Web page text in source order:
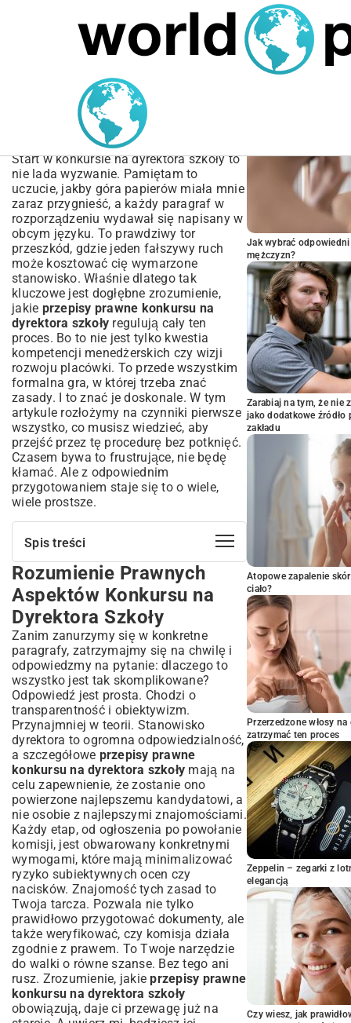
MARIUSZ ŁAMAGA 05.10.2025
Przepisy Prawne Konkursu
na Dyrektora Szkoły –
Kompleksowy Przewodnik
Start w konkursie na dyrektora szkoły to
nie lada wyzwanie. Pamiętam to
uczucie, jakby góra papierów miała mnie
zaraz przygnieść, a każdy paragraf w
rozporządzeniu wydawał się napisany w
obcym języku. To prawdziwy tor
przeszkód, gdzie jeden fałszywy ruch
może kosztować cię wymarzone
stanowisko. Właśnie dlatego tak
kluczowe jest dogłębne zrozumienie,
jakie przepisy prawne konkursu na
dyrektora szkoły regulują cały ten
proces. Bo to nie jest tylko kwestia
kompetencji menedżerskich czy wizji
rozwoju placówki. To przede wszystkim
formalna gra, w której trzeba znać
zasady. I to znać je doskonale. W tym
artykule rozłożymy na czynniki pierwsze
wszystko, co musisz wiedzieć, aby
przejść przez tę procedurę bez potknięć.
Czasem bywa to frustrujące, nie będę
kłamać. Ale z odpowiednim
przygotowaniem staje się to o wiele,
wiele prostsze.
Spis treści
Rozumienie Prawnych Aspektów
Konkursu na Dyrektora Szkoły
Podstawy Prawne i Aktów Regulujących
Konkurs na Dyrektora Szkoły
Kluczowe Ustawy i Rozporządzenia
Wpływające na Konkurs
Rola Organu Prowadzącego w Procesie
Konkursowym Dyrektora
Kryteria Kwalifikacyjne i Niezbędne
Dokumenty Kandydatów
Kto Może Zostać Dyrektorem Szkoły –
Wymogi Formalne
Jak Skompletować Wniosek – Lista
Wymaganych Załączników
Przebieg Postępowania Konkursowego
na Dyrektora Szkoły
Powołanie i Skład Komisji Konkursowej –
Kluczowe Aspekty
Etapy Konkursu – Od Zgłoszenia do
Wyboru Kandydata
Znaczenie Rozmowy Kwalifikacyjnej w
Procesie Selekcji
Zaskarżanie Wyników i Procedury
Odwoławcze w Konkursie
Kiedy i Jak Złożyć Odwołanie od
Rozstrzygnięcia Konkursu?
Najczęstsze Powody Unieważnienia
Postępowania Konkursowego
Rozumienie Prawnych
Aspektów Konkursu na
Dyrektora Szkoły
Zanim zanurzymy się w konkretne
paragrafy, zatrzymajmy się na chwilę i
odpowiedzmy na pytanie: dlaczego to
wszystko jest tak skomplikowane?
Odpowiedź jest prosta. Chodzi o
transparentność i obiektywizm.
Przynajmniej w teorii. Stanowisko
dyrektora to ogromna odpowiedzialność,
a szczegółowe przepisy prawne
konkursu na dyrektora szkoły mają na
celu zapewnienie, że zostanie ono
powierzone najlepszemu kandydatowi, a
nie osobie z najlepszymi znajomościami.
Każdy etap, od ogłoszenia po powołanie
komisji, jest obwarowany konkretnymi
wymogami, które mają minimalizować
ryzyko subiektywnych ocen czy
nacisków. Znajomość tych zasad to
Twoja tarcza. Pozwala nie tylko
prawidłowo przygotować dokumenty, ale
także weryfikować, czy komisja działa
zgodnie z prawem. To Twoje narzędzie
do walki o równe szanse. Bez tego ani
rusz. Zrozumienie, jakieprzepisy prawne
konkursu na dyrektora szkoły
obowiązują, daje ci przewagę już na
Jak wybrać
mężczyzn?
Zarabiaj na tym, że nie
jako dodatkowe
zakładu
Atopowe zapalenie
ciało?
Przerzedzone włosy
zatrzymać ten proces
Zeppelin – zegarki z
elegancją
Czy wiesz, jak